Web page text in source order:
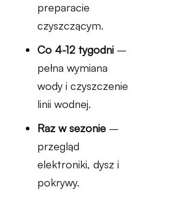
preparacie
czyszczącym.
Co 4-12 tygodni –
pełna wymiana
wody i czyszczenie
linii wodnej.
Raz w sezonie –
przegląd
elektroniki, dysz i
pokrywy.